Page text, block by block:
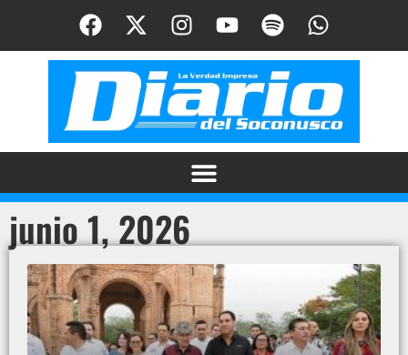
junio 1, 2026